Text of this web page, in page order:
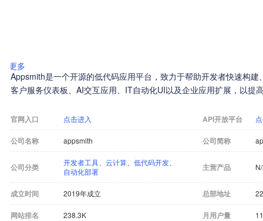
更多
Appsmith是一个开源的低代码应用平台，致力于帮助开发者快速构
客户服务仪表板、AI交互应用、IT自动化UI以及企业应用扩展，以提
官网入口 点击进入 API开放平台
公司名称 appsmith 公司简称
公司分类 开发者工具 云计算 低代码开发
自动化部署
主营产品
成立时间 2019年成立 总部地址
网站排名 238.3K 月用户量